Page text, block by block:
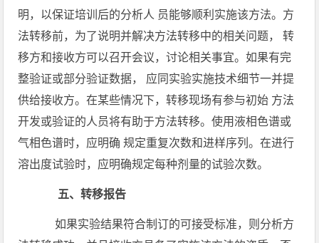
明，以保证培训后的分析人 员能够顺利实施该方法。方
法转移前，为了说明并解决方法转移中的相关问题， 转
移方和接收方可以召开会议，讨论相关事宜。如果有完
整验证或部分验证数据， 应同实验实施技术细节一并提
供给接收方。在某些情况下，转移现场有参与初始 方法
开发或验证的人员将有助于方法转移。使用液相色谱或
气相色谱时，应明确 规定重复次数和进样序列。在进行
溶出度试验时，应明确规定每种剂量的试验次数。
五、转移报告
如果实验结果符合制订的可接受标准，则分析方